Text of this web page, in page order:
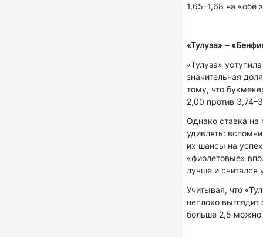
1,65–1,68 на «обе
«Тулуза» –
«Тулуза»
значительная
тому, что
2,00 против
Однако ставка на
удивлять:
их шансы на
«фиолетовые»
лучше и
Учитывая, что
неплохо выглядит
больше 2,5 можно